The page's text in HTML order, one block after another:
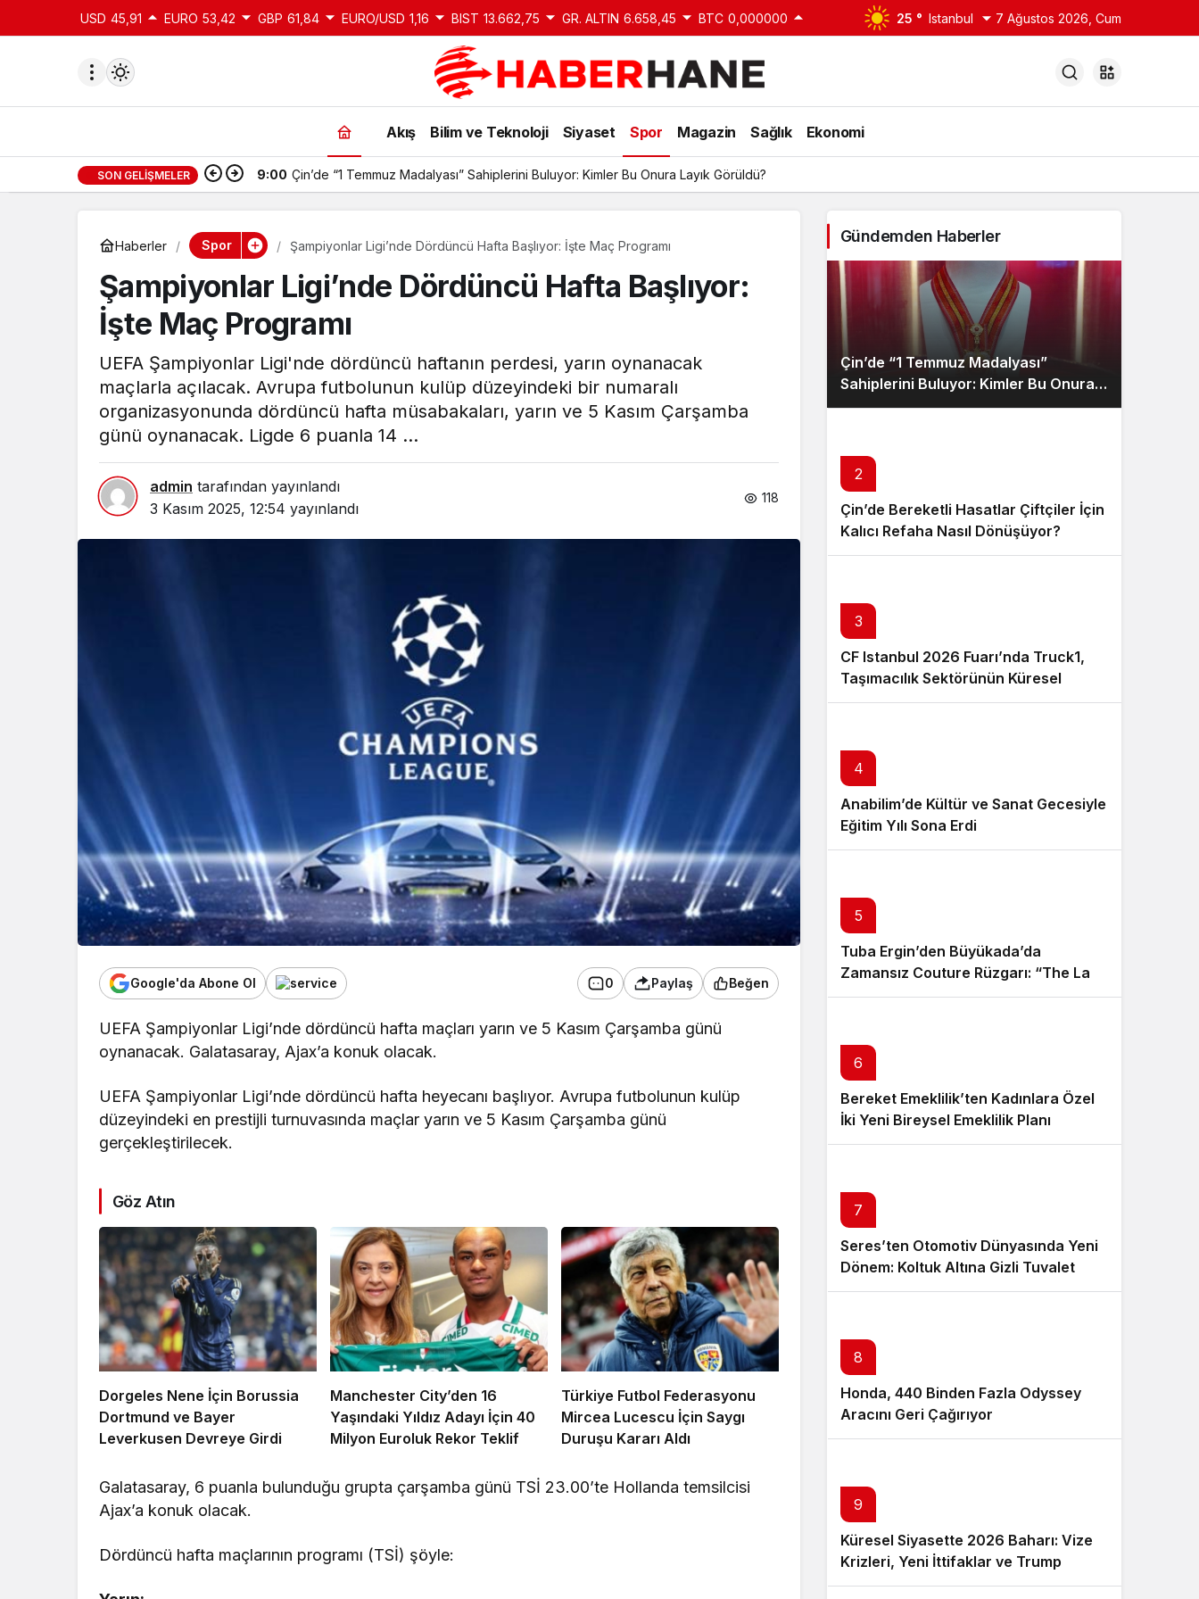
USD 45,91 EURO 53,42 GBP 61,84 EURO/USD 1,16 BIST 13.662,75 GR. ALTIN 6.658,45 BTC 0,000000 25 ° Istanbul 7 Ağustos 2026, Cum
Akış Bilim ve Teknoloji Siyaset Spor Magazin Sağlık Ekonomi
SON GELIŞMELER 9:00 Çin’de “1 Temmuz Madalyası” Sahiplerini Buluyor: Kimler Bu Onura Layık Görüldü?
Haberler Spor Şampiyonlar Ligi’nde Dördüncü Hafta Başlıyor: İşte Maç Programı
Şampiyonlar Ligi’nde Dördüncü Hafta Başlıyor:
İşte Maç Programı
UEFA Şampiyonlar Ligi'nde dördüncü haftanın perdesi, yarın oynanacak
maçlarla açılacak. Avrupa futbolunun kulüp düzeyindeki bir numaralı
organizasyonunda dördüncü hafta müsabakaları, yarın ve 5 Kasım Çarşamba
günü oynanacak. Ligde 6 puanla 14 ...
admin tarafından yayınlandı
3 Kasım 2025, 12:54 yayınlandı
118
Google'da Abone Ol 0 Paylaş Beğen
UEFA Şampiyonlar Ligi’nde dördüncü hafta maçları yarın ve 5 Kasım Çarşamba günü
oynanacak. Galatasaray, Ajax’a konuk olacak.
UEFA Şampiyonlar Ligi’nde dördüncü hafta heyecanı başlıyor. Avrupa futbolunun kulüp
düzeyindeki en prestijli turnuvasında maçlar yarın ve 5 Kasım Çarşamba günü
gerçekleştirilecek.
Göz Atın
Dorgeles Nene İçin Borussia
Dortmund ve Bayer
Leverkusen Devreye Girdi
Manchester City’den 16
Yaşındaki Yıldız Adayı İçin 40
Milyon Euroluk Rekor Teklif
Türkiye Futbol Federasyonu
Mircea Lucescu İçin Saygı
Duruşu Kararı Aldı
Galatasaray, 6 puanla bulunduğu grupta çarşamba günü TSİ 23.00’te Hollanda temsilcisi
Ajax’a konuk olacak.
Dördüncü hafta maçlarının programı (TSİ) şöyle:
Gündemden Haberler
Çin’de “1 Temmuz Madalyası”
Sahiplerini Buluyor: Kimler Bu Onura
Layık Görüldü?
2
Çin’de Bereketli Hasatlar Çiftçiler İçin
Kalıcı Refaha Nasıl Dönüşüyor?
3
CF Istanbul 2026 Fuarı’nda Truck1,
Taşımacılık Sektörünün Küresel
Tedarik Zincirini Dijital Platformuyla
4
Anabilim’de Kültür ve Sanat Gecesiyle
Eğitim Yılı Sona Erdi
5
Tuba Ergin’den Büyükada’da
Zamansız Couture Rüzgarı: “The Last
Empress” Koleksiyonu Tanıtıldı
6
Bereket Emeklilik’ten Kadınlara Özel
İki Yeni Bireysel Emeklilik Planı
7
Seres’ten Otomotiv Dünyasında Yeni
Dönem: Koltuk Altına Gizli Tuvalet
Patenti
8
Honda, 440 Binden Fazla Odyssey
Aracını Geri Çağırıyor
9
Küresel Siyasette 2026 Baharı: Vize
Krizleri, Yeni İttifaklar ve Trump
Tasarısı